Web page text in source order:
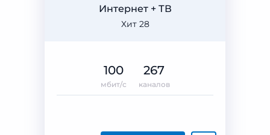
Хит 28
Интернет + ТВ
100
мбит/с
267
каналов